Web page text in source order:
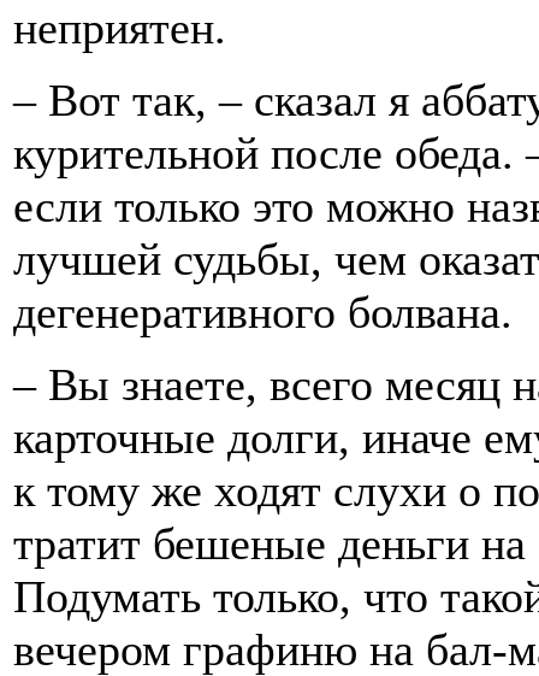
неприятен.
– Вот так, – сказал я
курительной после
если только это можно
лучшей судьбы, чем
дегенеративного болвана.
– Вы знаете, всего месяц
карточные долги, иначе
к тому же ходят слухи о
тратит бешеные деньги
Подумать только, что
вечером графиню на бал-